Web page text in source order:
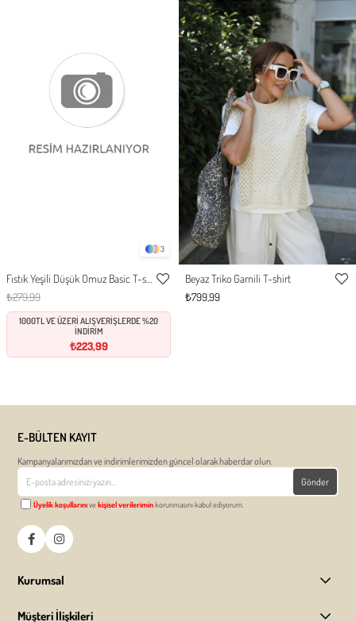
3
Favorilere
Ekle
₺279,99
1000TL VE ÜZERİ ALIŞVERİŞLERDE %20
İNDİRİM
₺223,99
Beyaz Triko Garnili T-shirt
₺799,99
E-BÜLTEN KAYIT
Kampanyalarımızdan ve indirimlerimizden güncel olarak haberdar olun.
Gönder
Üyelik koşullarınıvekişisel verileriminkorunmasını kabul ediyorum.
Kurumsal
Müşteri İlişkileri